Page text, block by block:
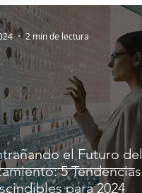
el Futuro del
5 Tendencias
para 2024
2 min de lectura